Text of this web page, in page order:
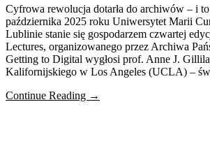
Cyfrowa rewolucja dotarła do archiwów – i
października 2025 roku Uniwersytet Marii
Lublinie stanie się gospodarzem czwartej
Lectures, organizowanego przez Archiwa
Getting to Digital wygłosi prof. Anne J.
Kalifornijskiego w Los Angeles (UCLA) –
Continue Reading →